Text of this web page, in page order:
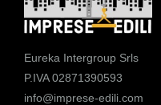
Eureka Intergroup Srls
P.IVA 02871390593
info@imprese-edili.com